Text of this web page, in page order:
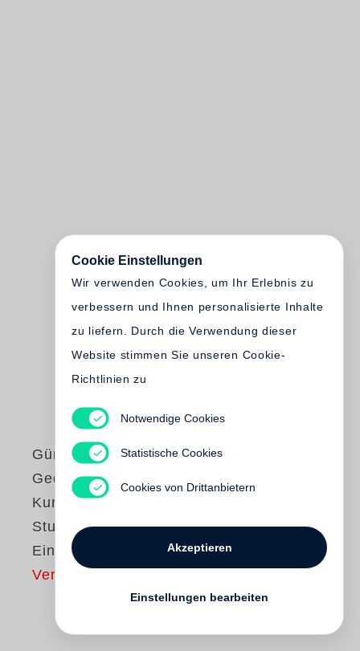
Günter Grass
Gedichte und
Kurzprosa /
Studienausgabe in
Einzelbänden
Vergriffen
Cookie Einstellungen
Wir verwenden Cookies, um Ihr Erlebnis zu
verbessern und Ihnen personalisierte Inhalte
zu liefern. Durch die Verwendung dieser
Website stimmen Sie unseren Cookie-
Richtlinien zu
Notwendige Cookies
Statistische Cookies
Cookies von Drittanbietern
Akzeptieren
Einstellungen bearbeiten